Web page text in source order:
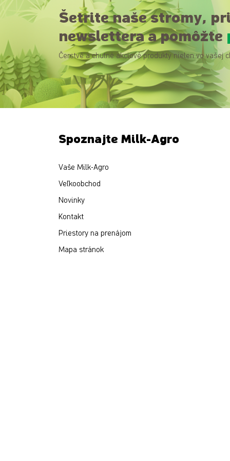
Šetrite naše stromy,
newslettera a pomôžte
Čerstvé a chutné akciové produkty nielen vo vašej
Spoznajte Milk-Agro
Vaše Milk-Agro
Veľkoobchod
Novinky
Kontakt
Priestory na prenájom
Mapa stránok